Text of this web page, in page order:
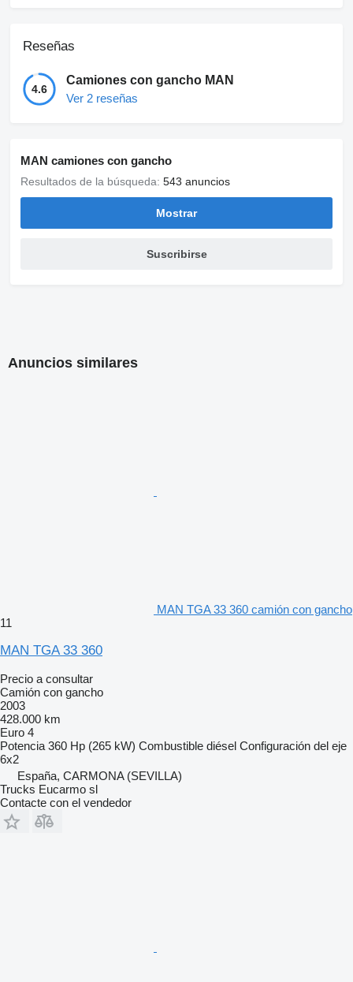
Reseñas
4.6
Camiones con gancho MAN
Ver 2 reseñas
MAN camiones con gancho
Resultados de la búsqueda: 543 anuncios
Mostrar
Suscribirse
Anuncios similares
MAN TGA 33 360 camión con gancho
11
MAN TGA 33 360
Precio a consultar
Camión con gancho
2003
428.000 km
Euro 4
Potencia 360 Hp (265 kW) Combustible diésel Configuración del eje
6x2
España, CARMONA (SEVILLA)
Trucks Eucarmo sl
Contacte con el vendedor